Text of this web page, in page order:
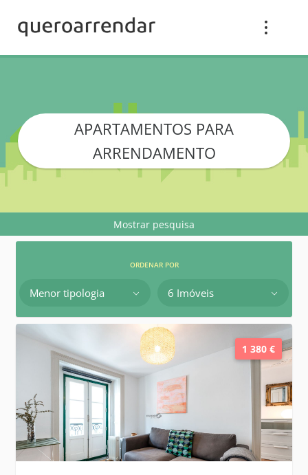
APARTAMENTOS PARA
ARRENDAMENTO
Mostrar pesquisa
ORDENAR POR
Menor tipologia 6 Imóveis
1 380 €